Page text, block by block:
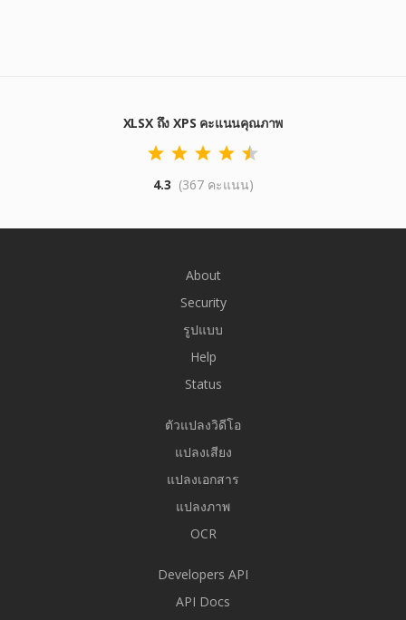
XLSX ถึง XPS คะแนนคุณภาพ
4.3 (367 คะแนน)
About
Security
รูปแบบ
Help
Status
ตัวแปลงวิดีโอ
แปลงเสียง
แปลงเอกสาร
แปลงภาพ
OCR
Developers API
API Docs